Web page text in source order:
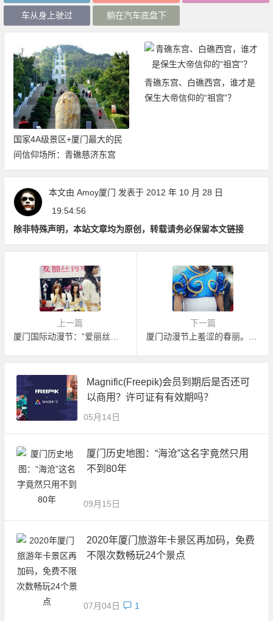
车从身上驶过 躺在汽车底盘下
国家4A级景区+厦门最大的民
间信仰场所：青礁慈济东宫
青礁东宫、白礁西宫，谁才是
保生大帝信仰的“祖宫”？
本文由 Amoy厦门 发表于 2012 年 10 月 28 日
19:54:56
除非特殊声明，本站文章均为原创，转载请务必保留本文链接
上一篇
下一篇
Magnific(Freepik)会员到期后是否还可
以商用？许可证有有效期吗？
05月14日
厦门历史地图：“海沧”这名字竟然只用
不到80年
09月15日
2020年厦门旅游年卡景区再加码，免费
不限次数畅玩24个景点
07月04日 1